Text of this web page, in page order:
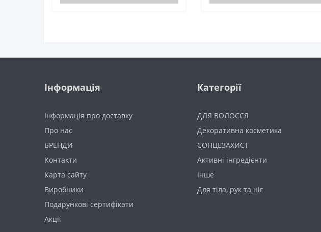
Інформація
Інформація про доставку
Про нас
БРЕНДИ
Контакти
Карта сайту
Виробники
Подарункові сертифікати
Акції
Категорії
ДЛЯ ВОЛОССЯ
Декоративна косметика
СОНЦЕЗАХИСТ
Активні інгредієнти
Інше
Для тіла, рук та ніг